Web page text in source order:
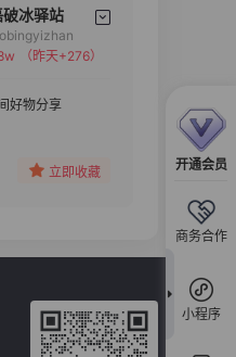
开通会员
商务合作
小程序
冰驿站
备注
分组
pobingyizhan
（昨天+276）
好物分享
立即收藏